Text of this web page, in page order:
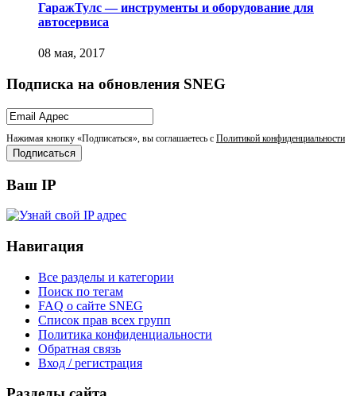
ГаражТулс — инструменты и оборудование для
автосервиса
Подписка на обновления SNEG
Нажимая кнопку «Подписаться», вы соглашаетесь с Политикой конфиденциальности
Ваш IP
Навигация
Все разделы и категории
Поиск по тегам
FAQ о сайте SNEG
Список прав всех групп
Политика конфиденциальности
Обратная связь
Вход / регистрация